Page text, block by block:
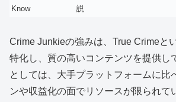
Know
説
Crime Junkieの強みは、True Crimeと
特化し、質の高いコンテンツを提供し
としては、大手プラットフォームに比
ンや収益化の面でリソースが限られて